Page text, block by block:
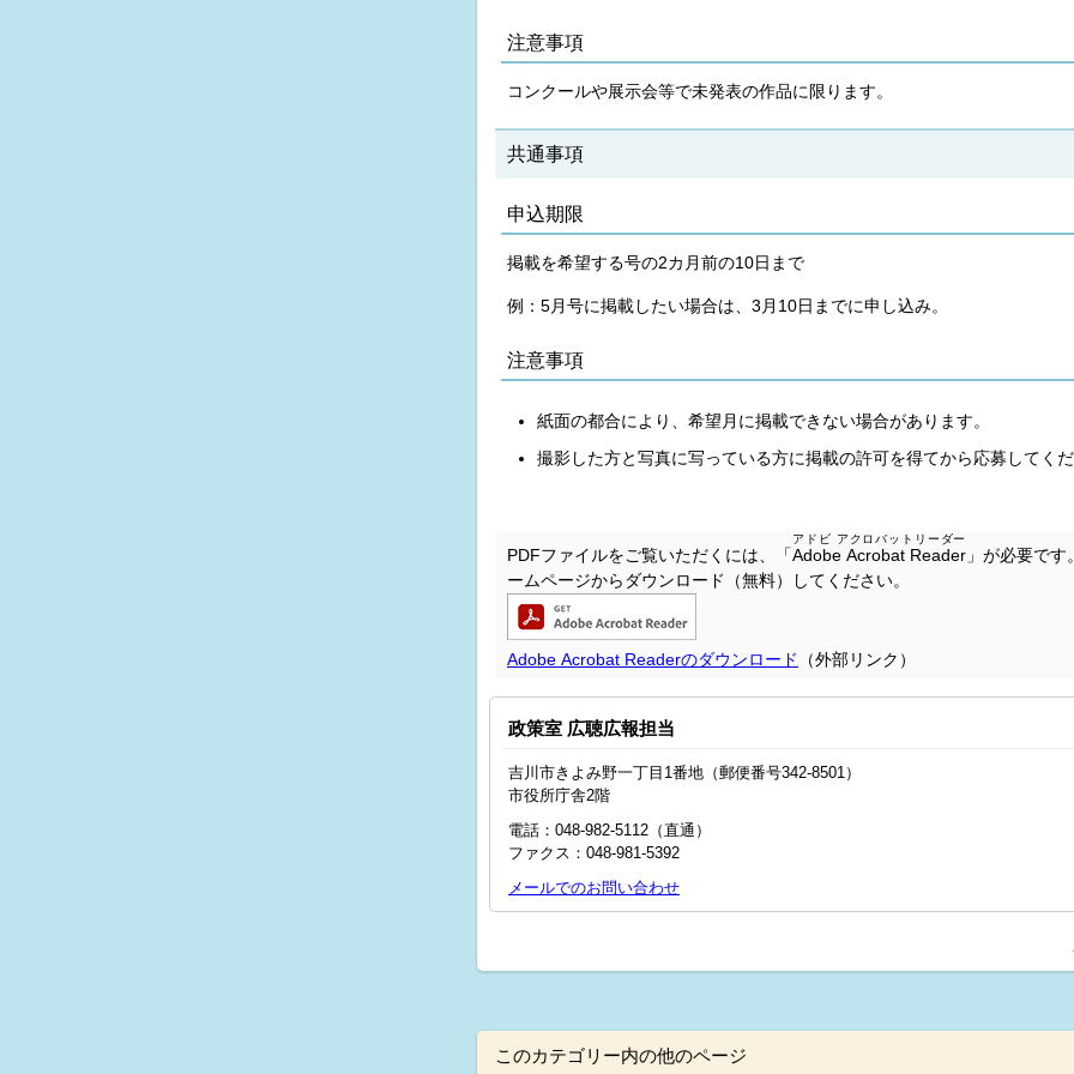
注意事項
コンクールや展示会等で未発表の作品に限ります。
共通事項
申込期限
掲載を希望する号の2カ月前の10日まで
例：5月号に掲載したい場合は、3月10日までに申し込み。
注意事項
紙面の都合により、希望月に掲載できない場合があります。
撮影した方と写真に写っている方に掲載の許可を得てから応募してく
PDFファイルをご覧いただくには、「Adobe Acrobat Reader
アドビ アクロバットリーダー
」が必要で
ームページからダウンロード（無料）してください。
Adobe Acrobat Readerのダウンロード （外部リンク）
政策室 広聴広報担当
吉川市きよみ野一丁目1番地（郵便番号342-8501）
市役所庁舎2階
電話：048‐982‐5112（直通）
ファクス：048-981-5392
メールでのお問い合わせ
このカテゴリー内の他のページ